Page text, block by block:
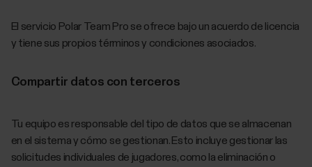
El servicio Polar Team Pro se ofrece bajo un acuerdo de licencia
y tiene sus propios términos y condiciones asociados.
Compartir datos con terceros
Tu equipo es responsable del tipo de datos que se almacenan
en el sistema y cómo se gestionan. Esto incluye gestionar las
solicitudes individuales de jugadores, como la eliminación o